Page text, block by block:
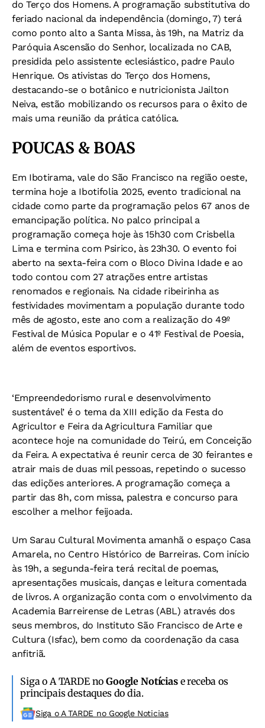
do Terço dos Homens. A programação substitutiva do
feriado nacional da independência (domingo, 7) terá
como ponto alto a Santa Missa, às 19h, na Matriz da
Paróquia Ascensão do Senhor, localizada no CAB,
presidida pelo assistente eclesiástico, padre Paulo
Henrique. Os ativistas do Terço dos Homens,
destacando-se o botânico e nutricionista Jailton
Neiva, estão mobilizando os recursos para o êxito de
mais uma reunião da prática católica.
POUCAS & BOAS
Em Ibotirama, vale do São Francisco na região oeste,
termina hoje a Ibotifolia 2025, evento tradicional na
cidade como parte da programação pelos 67 anos de
emancipação política. No palco principal a
programação começa hoje às 15h30 com Crisbella
Lima e termina com Psirico, às 23h30. O evento foi
aberto na sexta-feira com o Bloco Divina Idade e ao
todo contou com 27 atrações entre artistas
renomados e regionais. Na cidade ribeirinha as
festividades movimentam a população durante todo
mês de agosto, este ano com a realização do 49º
Festival de Música Popular e o 41º Festival de Poesia,
além de eventos esportivos.
‘Empreendedorismo rural e desenvolvimento
sustentável’ é o tema da XIII edição da Festa do
Agricultor e Feira da Agricultura Familiar que
acontece hoje na comunidade do Teirú, em Conceição
da Feira. A expectativa é reunir cerca de 30 feirantes e
atrair mais de duas mil pessoas, repetindo o sucesso
das edições anteriores. A programação começa a
partir das 8h, com missa, palestra e concurso para
escolher a melhor feijoada.
Um Sarau Cultural Movimenta amanhã o espaço Casa
Amarela, no Centro Histórico de Barreiras. Com início
às 19h, a segunda-feira terá recital de poemas,
apresentações musicais, danças e leitura comentada
de livros. A organização conta com o envolvimento da
Academia Barreirense de Letras (ABL) através dos
seus membros, do Instituto São Francisco de Arte e
Cultura (Isfac), bem como da coordenação da casa
anfitriã.
Siga o A TARDE noGoogle Notíciase receba os
principais destaques do dia.
Siga o A TARDE no Google Noticias